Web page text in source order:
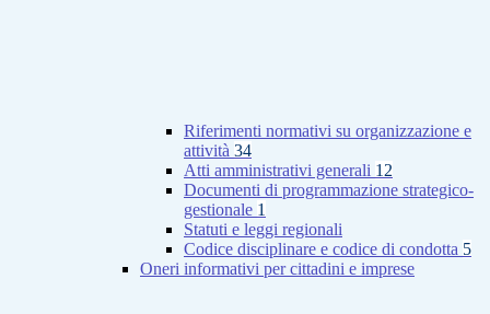
Riferimenti normativi su organizzazione e
attività 34
Atti amministrativi generali 12
Documenti di programmazione strategico-
gestionale 1
Statuti e leggi regionali
Codice disciplinare e codice di condotta 5
Oneri informativi per cittadini e imprese